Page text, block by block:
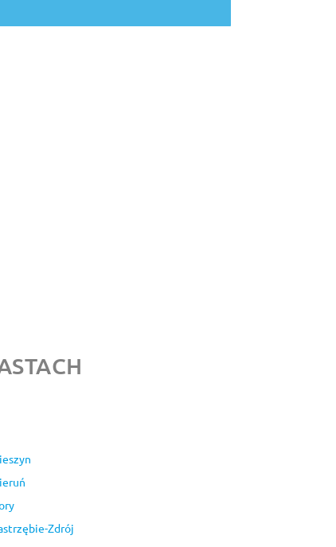
Zdrój